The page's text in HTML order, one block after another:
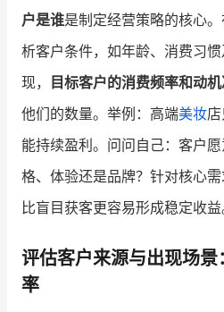
户是谁是制定经营策略的核心
析客户条件，如年龄、消费习
现， 目标客户的消费频率和动
他们的数量。举例：高端美妆
能持续盈利。问问自己：客户
格、体验还是品牌？针对核心需
比盲目获客更容易形成稳定收益
评估客户来源与出现场
率